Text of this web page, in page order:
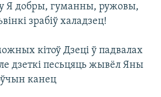
Я добры, гуманны, ружовы,
зрабiў халадзец!
кiтоў Дзецi ў падвалах
дзеткi песьцяць жывёл Яны
канец